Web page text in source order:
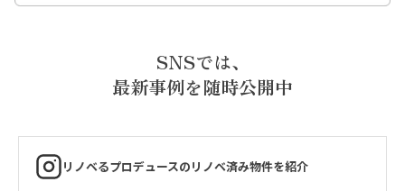
SNSでは、
最新事例を随時公開中
リノベるプロデュースのリノベ済み物件を紹介